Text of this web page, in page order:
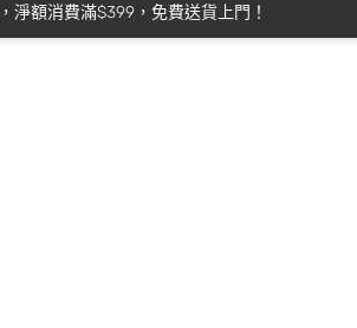
淨額消費滿$399，免費送貨上門！